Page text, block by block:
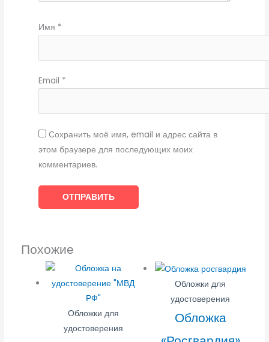
Имя *
Email *
Сохранить моё имя, email и адрес сайта в
этом браузере для последующих моих
комментариев.
Похожие
Обложки для
удостоверения
Обложки для
удостоверения
Обложка